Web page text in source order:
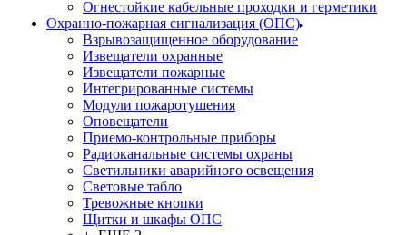
Огнестойкие кабельные проходки и герметики
Охранно-пожарная сигнализация (ОПС)
Взрывозащищенное оборудование
Извещатели охранные
Извещатели пожарные
Интегрированные системы
Модули пожаротушения
Оповещатели
Приемо-контрольные приборы
Радиоканальные системы охраны
Светильники аварийного освещения
Световые табло
Тревожные кнопки
Щитки и шкафы ОПС